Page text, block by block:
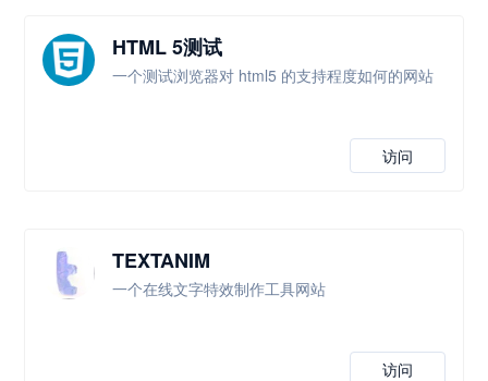
HTML 5测试
一个测试浏览器对 html5 的支持程度如何的网站
访问
TEXTANIM
一个在线文字特效制作工具网站
访问